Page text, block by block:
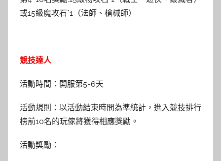
或15級魔攻石*1（法師、槍械師）
競技達人
活動時間：開服第5-6天
活動規則：以活動結束時間為準統計，進入競技排行
榜前10名的玩傢將獲得相應獎勵。
活動獎勵：